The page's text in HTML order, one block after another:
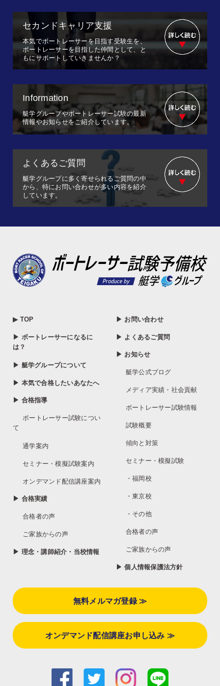
セカンドキャリア支援
本気でボートレーサーを目指す受験生を、
ボートレーサーを目指した仲間として、と
もにサポートしていきませんか？
Information
艇学グループやボートレーサー試験の最新
情報やお知らせをご紹介しています。
よくあるご質問
艇学グループに多く寄せられるご質問の中
から、特にお問い合わせが多い内容を紹介
しています。
▶ TOP
▶ ボートレーサーになるに
は？
▶ 艇学グループについて
▶ 本気で合格したいあなたへ
▶ 合格指導
ボートレーサー試験につい
て
通学案内
セミナー・模擬試験案内
オンデマンド配信講座案内
▶ 合格実績
合格者の声
ご家族からの声
▶ 理念・講師紹介・当校情報
▶ お問い合わせ
▶ よくあるご質問
▶ お知らせ
艇学公式ブログ
メディア実績・社会貢献
ボートレーサー試験情報
試験概要
傾向と対策
セミナー・模擬試験
・福岡校
・東京校
・その他
合格者の声
ご家族からの声
▶ 個人情報保護法方針
無料メルマガ登録 ≫
オンデマンド配信講座お申し込み ≫